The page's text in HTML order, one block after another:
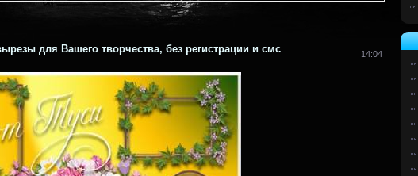
для Вашего творчества, без регистрации и смс 14:04